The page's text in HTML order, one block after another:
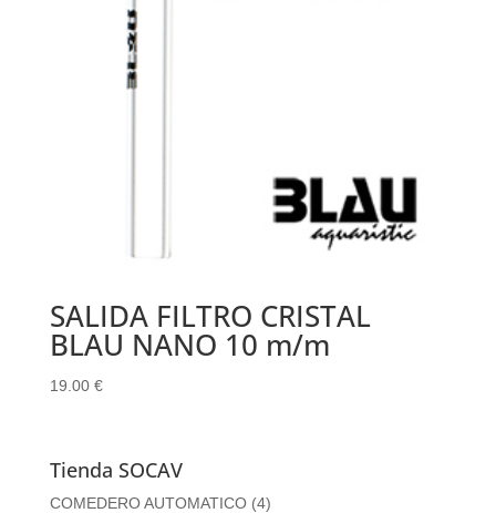
SALIDA FILTRO CRISTAL
BLAU NANO 10 m/m
19.00 €
Tienda SOCAV
COMEDERO AUTOMATICO (4)